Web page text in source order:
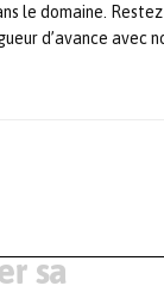
le domaine.
d’avance avec
55 ans,
et a pris
sa